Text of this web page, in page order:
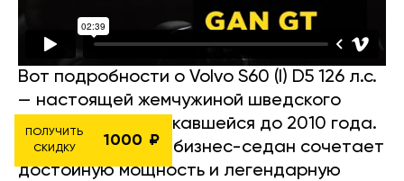
Вот подробности о Volvo S60 (I) D5 126 л.с.
— настоящей жемчужиной шведского
автопрома, выпускавшейся до 2010 года.
Этот компактный бизнес-седан сочетает
достойную мощность и легендарную
ПОЛУЧИТЬ
СКИДКУ
1000